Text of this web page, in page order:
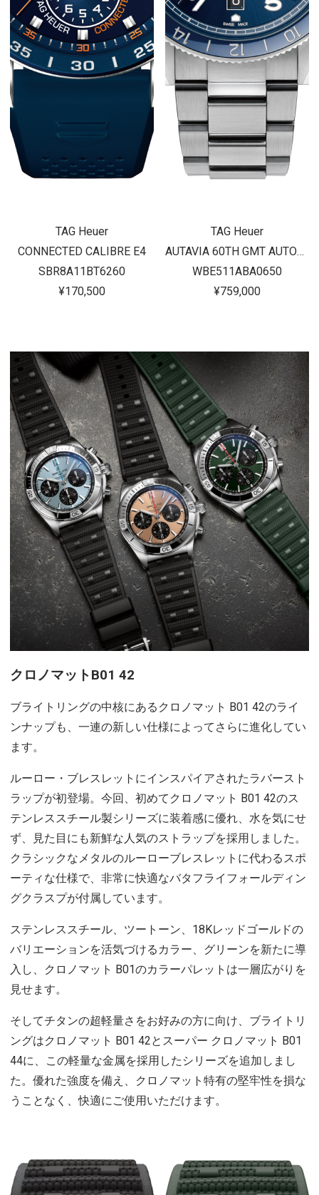
TAG Heuer
CONNECTED CALIBRE E4
SBR8A11BT6260
¥170,500
TAG Heuer
AUTAVIA 60TH GMT AUTOMATIC
WBE511ABA0650
¥759,000
クロノマットB01 42
ブライトリングの中核にあるクロノマット B01 42のライ
ンナップも、一連の新しい仕様によってさらに進化してい
ます。
ルーロー・ブレスレットにインスパイアされたラバースト
ラップが初登場。今回、初めてクロノマット B01 42のス
テンレススチール製シリーズに装着感に優れ、水を気にせ
ず、見た目にも新鮮な人気のストラップを採用しました。
クラシックなメタルのルーローブレスレットに代わるスポ
ーティな仕様で、非常に快適なバタフライフォールディン
グクラスプが付属しています。
ステンレススチール、ツートーン、18Kレッドゴールドの
バリエーションを活気づけるカラー、グリーンを新たに導
入し、クロノマット B01のカラーパレットは一層広がりを
見せます。
そしてチタンの超軽量さをお好みの方に向け、ブライトリ
ングはクロノマット B01 42とスーパー クロノマット B01
44に、この軽量な金属を採用したシリーズを追加しまし
た。優れた強度を備え、クロノマット特有の堅牢性を損な
うことなく、快適にご使用いただけます。